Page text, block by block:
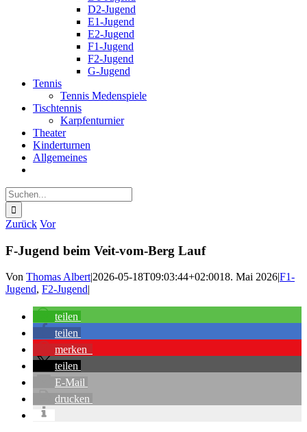
D2-Jugend
E1-Jugend
E2-Jugend
F1-Jugend
F2-Jugend
G-Jugend
Tennis
Tennis Medenspiele
Tischtennis
Karpfenturnier
Theater
Kinderturnen
Allgemeines
Suche
nach:
Zurück Vor
F-Jugend beim Veit-vom-Berg Lauf
Von Thomas Albert|2026-05-18T09:03:44+02:0018. Mai 2026|F1-
Jugend, F2-Jugend|
teilen
teilen
merken
teilen
E-Mail
drucken